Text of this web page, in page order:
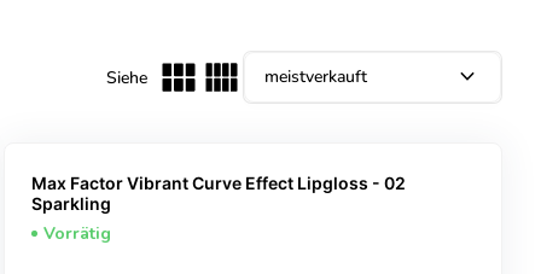
Siehe expand_more
Max Factor Vibrant Curve Effect Lipgloss - 02
Sparkling
Vorrätig